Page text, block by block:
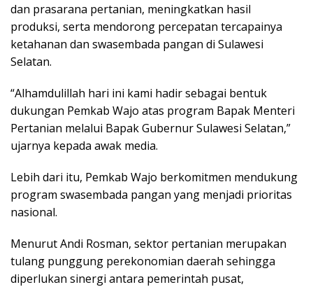
dan prasarana pertanian, meningkatkan hasil
produksi, serta mendorong percepatan tercapainya
ketahanan dan swasembada pangan di Sulawesi
Selatan.
“Alhamdulillah hari ini kami hadir sebagai bentuk
dukungan Pemkab Wajo atas program Bapak Menteri
Pertanian melalui Bapak Gubernur Sulawesi Selatan,”
ujarnya kepada awak media.
Lebih dari itu, Pemkab Wajo berkomitmen mendukung
program swasembada pangan yang menjadi prioritas
nasional.
Menurut Andi Rosman, sektor pertanian merupakan
tulang punggung perekonomian daerah sehingga
diperlukan sinergi antara pemerintah pusat,